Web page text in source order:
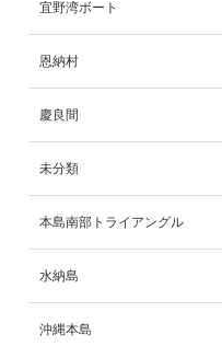
宜野湾ボート
恩納村
慶良間
未分類
本島南部トライアングル
水納島
沖縄本島